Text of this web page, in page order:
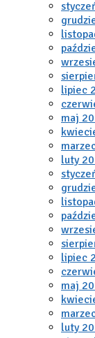
lipiec
maj
luty
lipiec
maj
luty